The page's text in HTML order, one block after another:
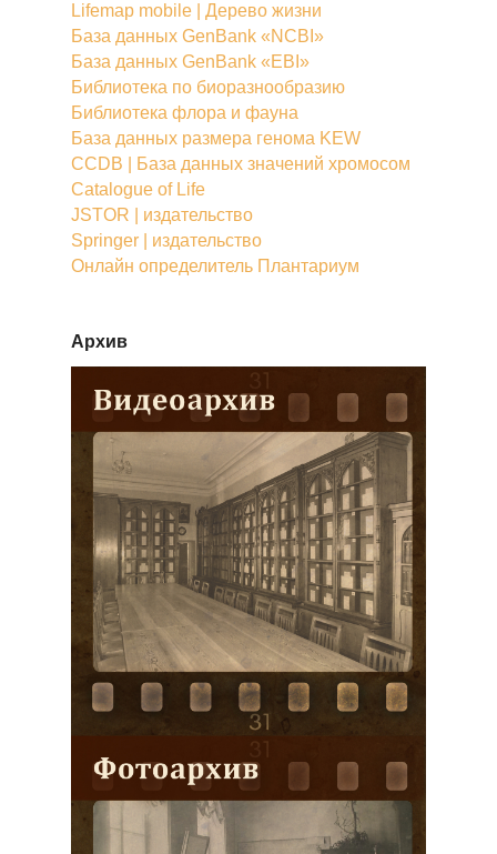
Lifemap mobile | Дерево жизни
База данных GenBank «NCBI»
База данных GenBank «EBI»
Библиотека по биоразнообразию
Библиотека флора и фауна
База данных размера генома KEW
CCDB | База данных значений хромосом
Catalogue of Life
JSTOR | издательство
Springer | издательство
Онлайн определитель Плантариум
Архив